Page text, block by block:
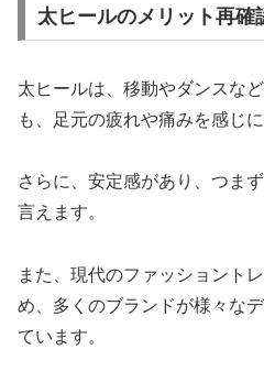
太ヒールのメリット再確
太ヒールは、移動やダンスな
も、足元の疲れや痛みを感じに
さらに、安定感があり、つま
言えます。
また、現代のファッショント
め、多くのブランドが様々な
ています。